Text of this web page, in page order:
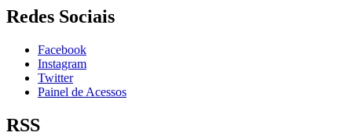
Redes Sociais
Facebook
Instagram
Twitter
Painel de Acessos
RSS